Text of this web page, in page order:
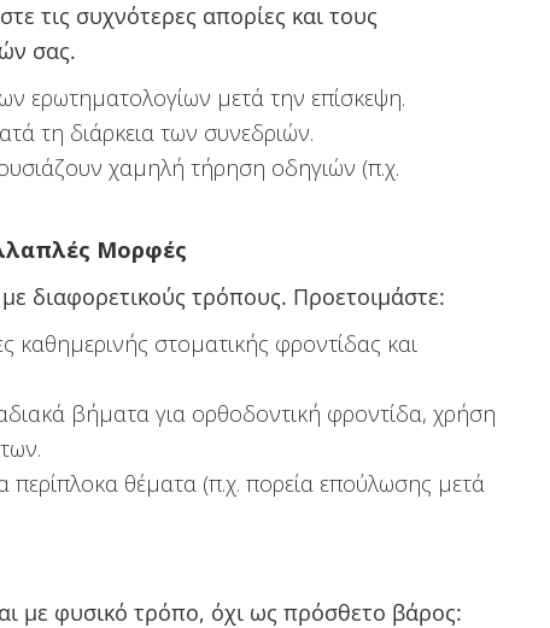
τις συχνότερες απορίες και τους
σας.
ερωτηματολογίων μετά την επίσκεψη.
τη διάρκεια των συνεδριών.
χαμηλή τήρηση οδηγιών (π.χ.
Μορφές
διαφορετικούς τρόπους. Προετοιμάστε:
καθημερινής στοματικής φροντίδας και
βήματα για ορθοδοντική φροντίδα, χρήση
περίπλοκα θέματα (π.χ. πορεία επούλωσης μετά
με φυσικό τρόπο, όχι ως πρόσθετο βάρος: